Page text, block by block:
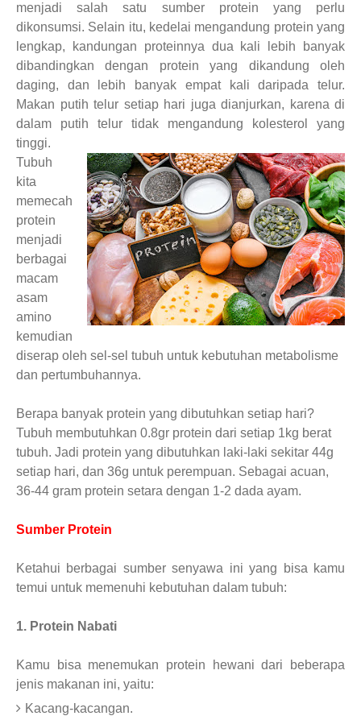
menjadi salah satu sumber protein yang perlu
dikonsumsi. Selain itu, kedelai mengandung protein yang
lengkap, kandungan proteinnya dua kali lebih banyak
dibandingkan dengan protein yang dikandung oleh
daging, dan lebih banyak empat kali daripada telur.
Makan putih telur setiap hari juga dianjurkan, karena di
dalam putih telur tidak mengandung kolesterol yang
tinggi.
Tubuh
kita
memecah
protein
menjadi
berbagai
macam
asam
amino
kemudian
diserap oleh sel-sel tubuh untuk kebutuhan metabolisme
dan pertumbuhannya.
Berapa banyak protein yang dibutuhkan setiap hari?
Tubuh membutuhkan 0.8gr protein dari setiap 1kg berat
tubuh. Jadi protein yang dibutuhkan laki-laki sekitar 44g
setiap hari, dan 36g untuk perempuan. Sebagai acuan,
36-44 gram protein setara dengan 1-2 dada ayam.
Sumber Protein
Ketahui berbagai sumber senyawa ini yang bisa kamu
temui untuk memenuhi kebutuhan dalam tubuh:
1. Protein Nabati
Kamu bisa menemukan protein hewani dari beberapa
jenis makanan ini, yaitu:
Kacang-kacangan.